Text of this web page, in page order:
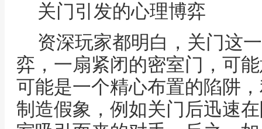
关门引发的心理博弈
资深玩家都明白，关门这
弈，一扇紧闭的密室门，可
可能是一个精心布置的陷阱
制造假象，例如关门后迅速